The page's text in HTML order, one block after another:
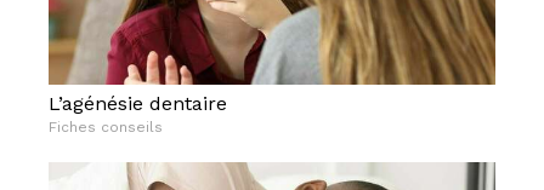
L’agénésie dentaire
Fiches conseils